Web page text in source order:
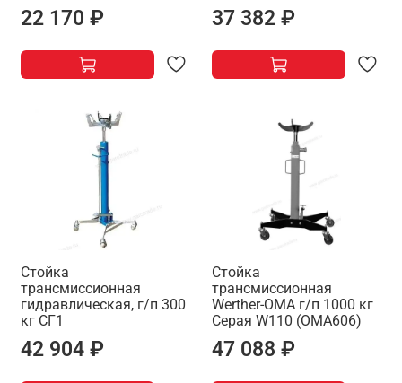
22 170 ₽ 37 382 ₽
Стойка
трансмиссионная
гидравлическая, г/п 300
кг СГ1
42 904 ₽
Стойка
трансмиссионная
Werther-OMA г/п 1000 кг
Серая W110 (OMA606)
47 088 ₽